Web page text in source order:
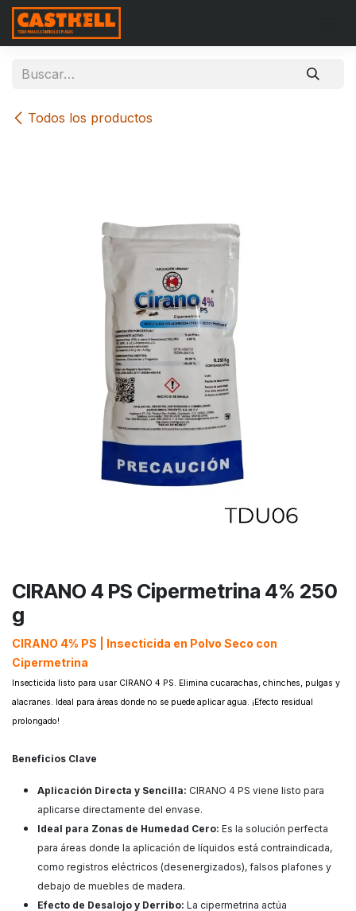
Ir al contenido
Todos los productos
CIRANO 4 PS Cipermetrina 4% 250
g
CIRANO 4% PS | Insecticida en Polvo Seco con
Cipermetrina ​
Insecticida listo para usar CIRANO 4 PS. Elimina cucarachas, chinches, pulgas y
alacranes. Ideal para áreas donde no se puede aplicar agua. ¡Efecto residual
prolongado!
Beneficios Clave
Aplicación Directa y Sencilla: CIRANO 4 PS viene listo para
aplicarse directamente del envase.
Ideal para Zonas de Humedad Cero: Es la solución perfecta
para áreas donde la aplicación de líquidos está contraindicada,
como registros eléctricos (desenergizados), falsos plafones y
debajo de muebles de madera.
Efecto de Desalojo y Derribo: La cipermetrina actúa